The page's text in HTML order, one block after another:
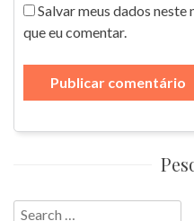
Salvar meus dados
que eu comentar.
Search